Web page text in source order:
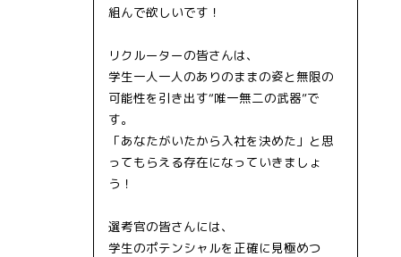
組んで欲しいです！
リクルーターの皆さんは、
学生一人一人のありのままの姿と無限の
可能性を引き出す“唯一無二の武器”で
す。
「あなたがいたから入社を決めた」と思
ってもらえる存在になっていきましょ
う！
選考官の皆さんには、
学生のポテンシャルを正確に見極めつ